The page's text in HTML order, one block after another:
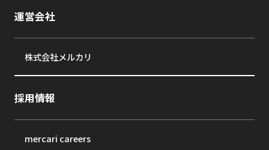
運営会社
株式会社メルカリ
採用情報
mercari careers